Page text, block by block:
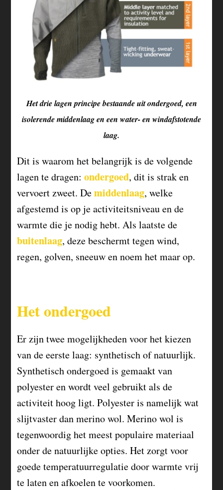
Het drie lagen principe bestaande uit ondergoed, een
isolerende middenlaag en een water- en windafstotende
laag.
Dit is waarom het belangrijk is de volgende
lagen te dragen:ondergoed, dit is strak en
vervoert zweet. Demiddenlaag, welke
afgestemd is op je activiteitsniveau en de
warmte die je nodig hebt. Als laatste de
buitenlaag, deze beschermt tegen wind,
regen, golven, sneeuw en noem het maar op.
Het ondergoed
Er zijn twee mogelijkheden voor het kiezen
van de eerste laag: synthetisch of natuurlijk.
Synthetisch ondergoed is gemaakt van
polyester en wordt veel gebruikt als de
activiteit hoog ligt. Polyester is namelijk wat
slijtvaster dan merino wol. Merino wol is
tegenwoordig het meest populaire materiaal
onder de natuurlijke opties. Het zorgt voor
goede temperatuurregulatie door warmte vrij
te laten en afkoelen te voorkomen.